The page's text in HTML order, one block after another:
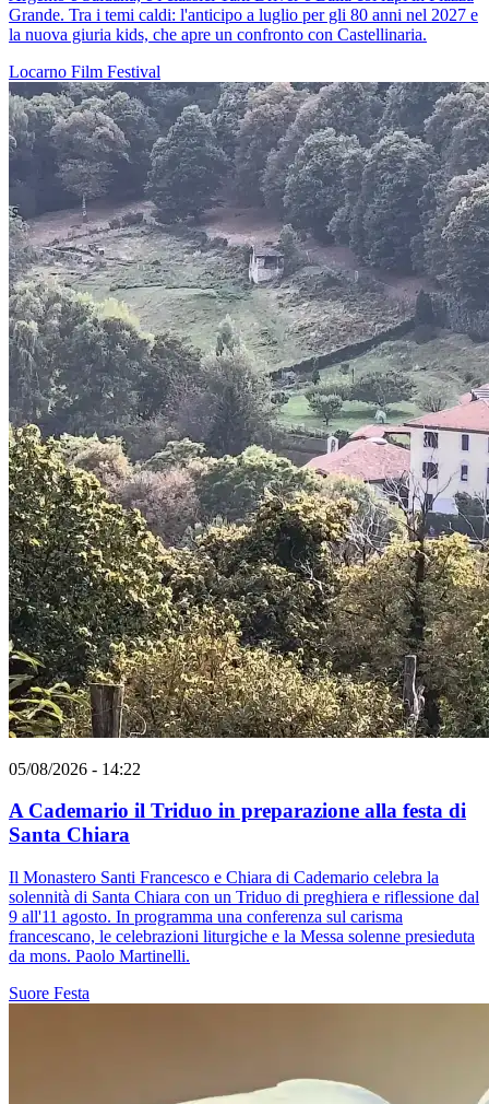
Grande. Tra i temi caldi: l'anticipo a luglio per gli 80 anni nel 2027 e
la nuova giuria kids, che apre un confronto con Castellinaria.
Locarno Film Festival
05/08/2026 - 14:22
A Cademario il Triduo in preparazione alla festa di
Santa Chiara
Il Monastero Santi Francesco e Chiara di Cademario celebra la
solennità di Santa Chiara con un Triduo di preghiera e riflessione dal
9 all'11 agosto. In programma una conferenza sul carisma
francescano, le celebrazioni liturgiche e la Messa solenne presieduta
da mons. Paolo Martinelli.
Suore Festa